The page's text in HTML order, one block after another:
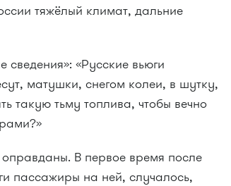
тяжёлый климат, дальние
«Русские вьюги
матушки, снегом колеи, в шутку,
такую тьму топлива, чтобы вечно
В первое время после
пассажиры на ней, случалось,